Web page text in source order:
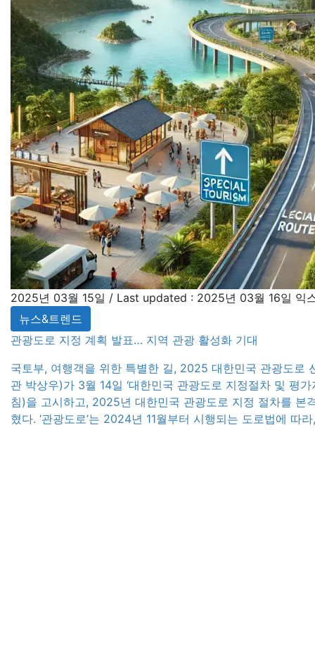
2025년 03월 15일 / Last updated : 2025년 03월 16일 익
뉴스&트렌드
관광도로 지정 계획 발표… 지역 관광 활성화 기대
국토부, 여행객을 위한 특별한 길, 2025 대한민국 관광도로
관 박상우)가 3월 14일 ‘대한민국 관광도로 지정절차 및 평가
침)을 고시하고, 2025년 대한민국 관광도로 지정 절차를 본
혔다. ‘관광도로’는 2024년 11월부터 시행되는 도로법에 따